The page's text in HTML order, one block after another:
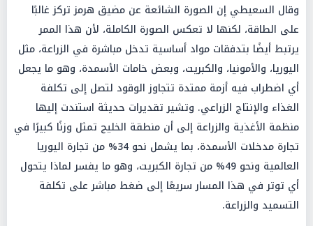
وقال السعيطي إن الصورة الشائعة عن مضيق هرمز تركز غالبًا
على الطاقة، لكنها لا تعكس الصورة الكاملة، لأن هذا الممر
يرتبط أيضًا بتدفقات مواد أساسية تدخل مباشرة في الزراعة، مثل
اليوريا، والأمونيا، والكبريت، وبعض خامات الأسمدة، وهو ما يجعل
أي اضطراب فيه أزمة ممتدة تتجاوز الوقود لتصل إلى تكلفة
الغذاء والإنتاج الزراعي. وتشير تقديرات حديثة استندت إليها
منظمة الأغذية والزراعة إلى أن منطقة الخليج تمثل وزنًا كبيرًا في
تجارة مدخلات الأسمدة، بما يشمل نحو 34% من تجارة اليوريا
العالمية ونحو 49% من تجارة الكبريت، وهو ما يفسر لماذا يتحول
أي توتر في هذا المسار سريعًا إلى ضغط مباشر على تكلفة
التسميد والزراعة.